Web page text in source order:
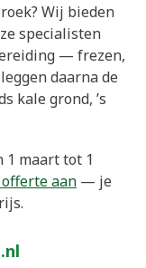
Wij bieden
specialisten
— frezen,
daarna de
kale grond, ’s
1 maart tot 1
aan — je